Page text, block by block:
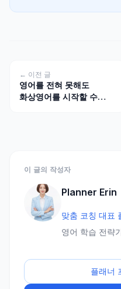
← 이전 글
영어를 전혀 못해도
화상영어를 시작할 수
이 글의 작성자
Planner Erin
맞춤 코칭 대표
영어 학습 전략
플래너